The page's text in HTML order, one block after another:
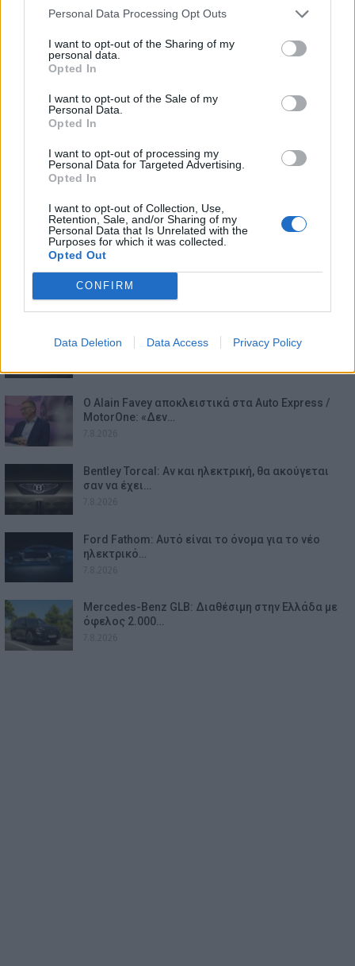
Personal Data Processing Opt Outs
I want to opt-out of the Sharing of my
personal data.
Opted In
I want to opt-out of the Sale of my
Personal Data.
Opted In
I want to opt-out of processing my
Personal Data for Targeted Advertising.
Opted In
I want to opt-out of Collection, Use,
Retention, Sale, and/or Sharing of my
Personal Data that Is Unrelated with the
Purposes for which it was collected.
Opted Out
CONFIRM
Data Deletion Data Access Privacy Policy
ΕΠΙΚΑΙΡΟΤΗΤΑ
Bugatti Destrier: «Γλυπτό» 1.600 ίππων
Ο Alain Favey αποκλειστικά στα Auto Express /
MotorOne: «Δεν…
Bentley Torcal: Αν και ηλεκτρική, θα ακούγεται
σαν να έχει…
Ford Fathom: Αυτό είναι το όνομα για το νέο
ηλεκτρικό…
Mercedes-Benz GLB: Διαθέσιμη στην Ελλάδα με
όφελος 2.000…